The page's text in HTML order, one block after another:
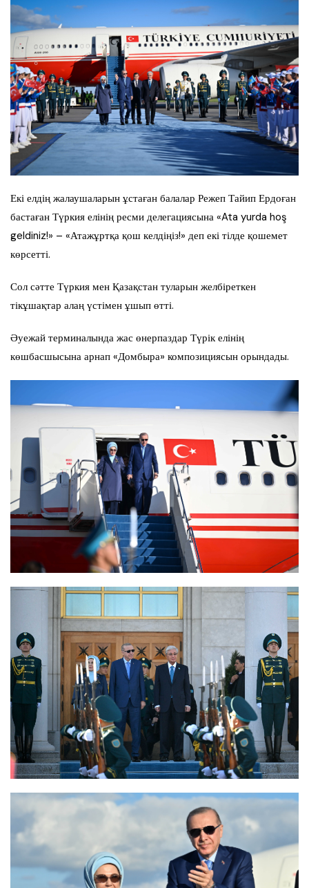
Екі елдің жалаушаларын ұстаған балалар Режеп Тайип Ердоған
бастаған Түркия елінің ресми делегациясына «Ata yurda hoş
geldiniz!» – «Атажұртқа қош келдіңіз!» деп екі тілде қошемет
көрсетті.
Сол сәтте Түркия мен Қазақстан туларын желбіреткен
тікұшақтар алаң үстімен ұшып өтті.
Әуежай терминалында жас өнерпаздар Түрік елінің
көшбасшысына арнап «Домбыра» композициясын орындады.